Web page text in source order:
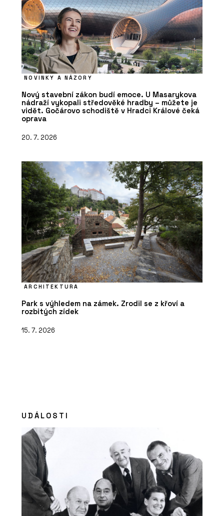
NOVINKY A NÁZORY
Nový stavební zákon budí emoce. U Masarykova
nádraží vykopali středověké hradby – můžete je
vidět. Gočárovo schodiště v Hradci Králové čeká
oprava
20. 7. 2026
ARCHITEKTURA
Park s výhledem na zámek. Zrodil se z křoví a
rozbitých zídek
15. 7. 2026
UDÁLOSTI